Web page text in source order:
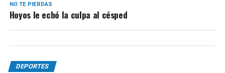
NO TE PIERDAS
Hoyos le echó la culpa al césped
DEPORTES